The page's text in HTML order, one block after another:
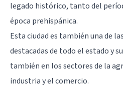
legado histórico, tanto del
época prehispánica.
Esta ciudad es también una de
destacadas de todo el estado y
también en los sectores de la
industria y el comercio.